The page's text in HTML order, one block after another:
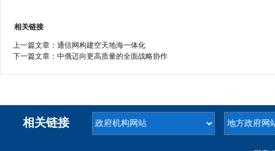
相关链接
上一篇文章： 通信网构建空天地海一体化
下一篇文章： 中俄迈向更高质量的全面战略协作
相关链接